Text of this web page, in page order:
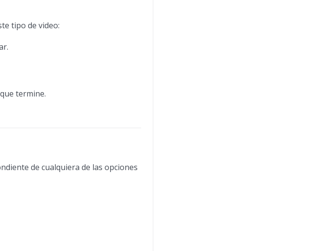
tipo de video:
termine.
de cualquiera de las opciones